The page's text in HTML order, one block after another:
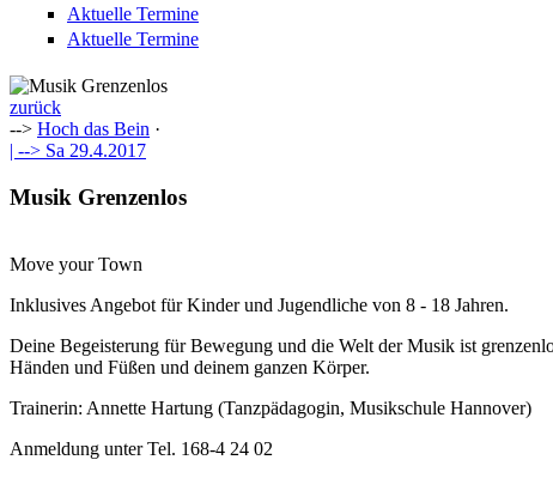
Aktuelle Termine
Aktuelle Termine
zurück
--> Hoch das Bein ·
| --> Sa 29.4.2017
Musik Grenzenlos
Move your Town
Inklusives Angebot für Kinder und Jugendliche von 8 - 18 Jahren.
Deine Begeisterung für Bewegung und die Welt der Musik ist
Händen und Füßen und deinem ganzen Körper.
Trainerin: Annette Hartung (Tanzpädagogin, Musikschule Hannover)
Anmeldung unter Tel. 168-4 24 02